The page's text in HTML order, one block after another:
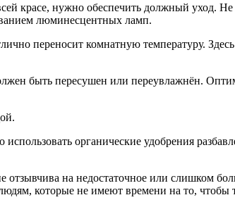
красе, нужно обеспечить должный уход. Не
люминесцентных ламп.
переносит комнатную температуру.
быть пересушен или переувлажнён.
органические удобрения
отзывчива на недостаточное или слишком
которые не имеют времени на то, чтобы